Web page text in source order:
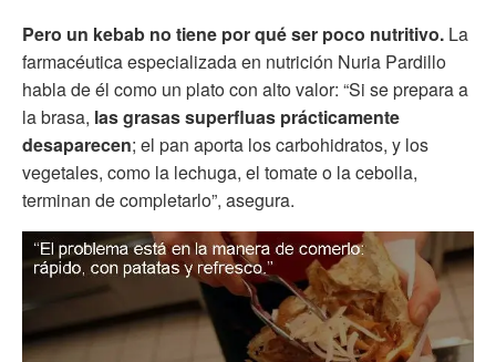
Pero un kebab no tiene por qué ser poco nutritivo. La
farmacéutica especializada en nutrición Nuria Pardillo
habla de él como un plato con alto valor: “Si se prepara a
la brasa, las grasas superfluas prácticamente
desaparecen; el pan aporta los carbohidratos, y los
vegetales, como la lechuga, el tomate o la cebolla,
terminan de completarlo”, asegura.